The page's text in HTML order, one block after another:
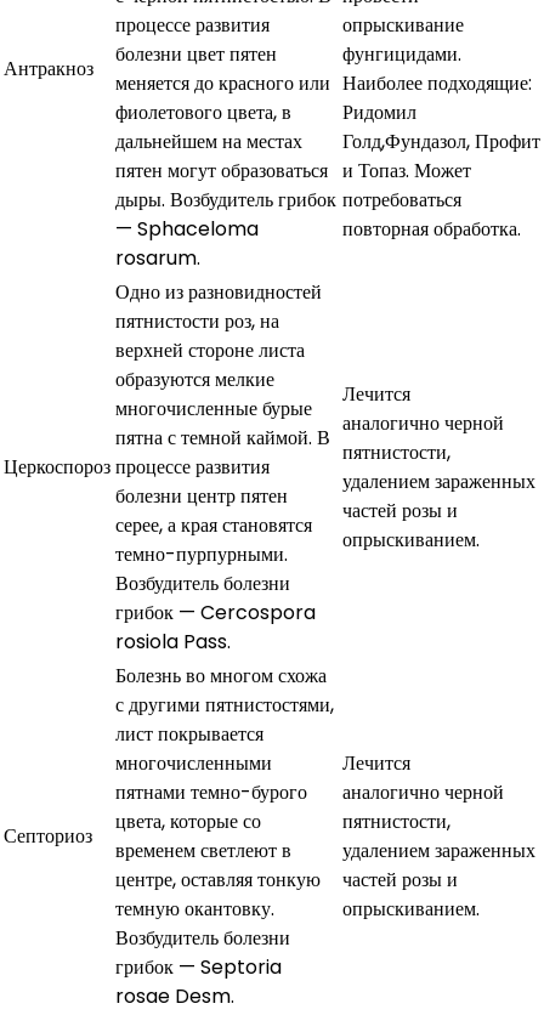
Антракноз
процессе развития
болезни цвет пятен
меняется до красного или
фиолетового цвета, в
дальнейшем на местах
пятен могут образоваться
дыры. Возбудитель грибок
— Sphaceloma
rosarum.
опрыскивание
фунгицидами.
Наиболее подходящие:
Ридомил
Голд,Фундазол, Профит
и Топаз. Может
потребоваться
повторная обработка.
Церкоспороз
Одно из разновидностей
пятнистости роз, на
верхней стороне листа
образуются мелкие
многочисленные бурые
пятна с темной каймой. В
процессе развития
болезни центр пятен
серее, а края становятся
темно-пурпурными.
Возбудитель болезни
грибок — Cercospora
rosiola Pass.
Лечится
аналогично черной
пятнистости,
удалением зараженных
частей розы и
опрыскиванием.
Септориоз
Болезнь во многом схожа
с другими пятнистостями,
лист покрывается
многочисленными
пятнами темно-бурого
цвета, которые со
временем светлеют в
центре, оставляя тонкую
темную окантовку.
Возбудитель болезни
грибок — Septoria
rosae Desm.
Лечится
аналогично черной
пятнистости,
удалением зараженных
частей розы и
опрыскиванием.